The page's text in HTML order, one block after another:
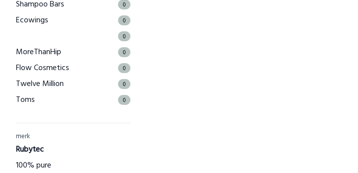
Shampoo Bars 0
Ecowings 0
0
MoreThanHip 0
Flow Cosmetics 0
Twelve Million 0
Toms 0
Kuyichi
Bamboo Basics
Bamigo
merk
Rubytec
100% pure